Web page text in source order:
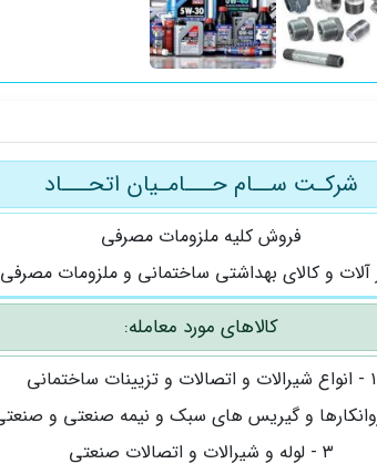
شرکـت ســام حـــامـیان اتحـــاد
فروش کلیه ملزومات مصرفی
آلات و کالای بهداشتی ساختمانی و ملزومات مصرفی
کالاهای مورد معامله:
۱ - انواع شیرالات و اتصالات و تزیینات ساختمانی
۳ - لوله و شیرالات و اتصالات صنعتی